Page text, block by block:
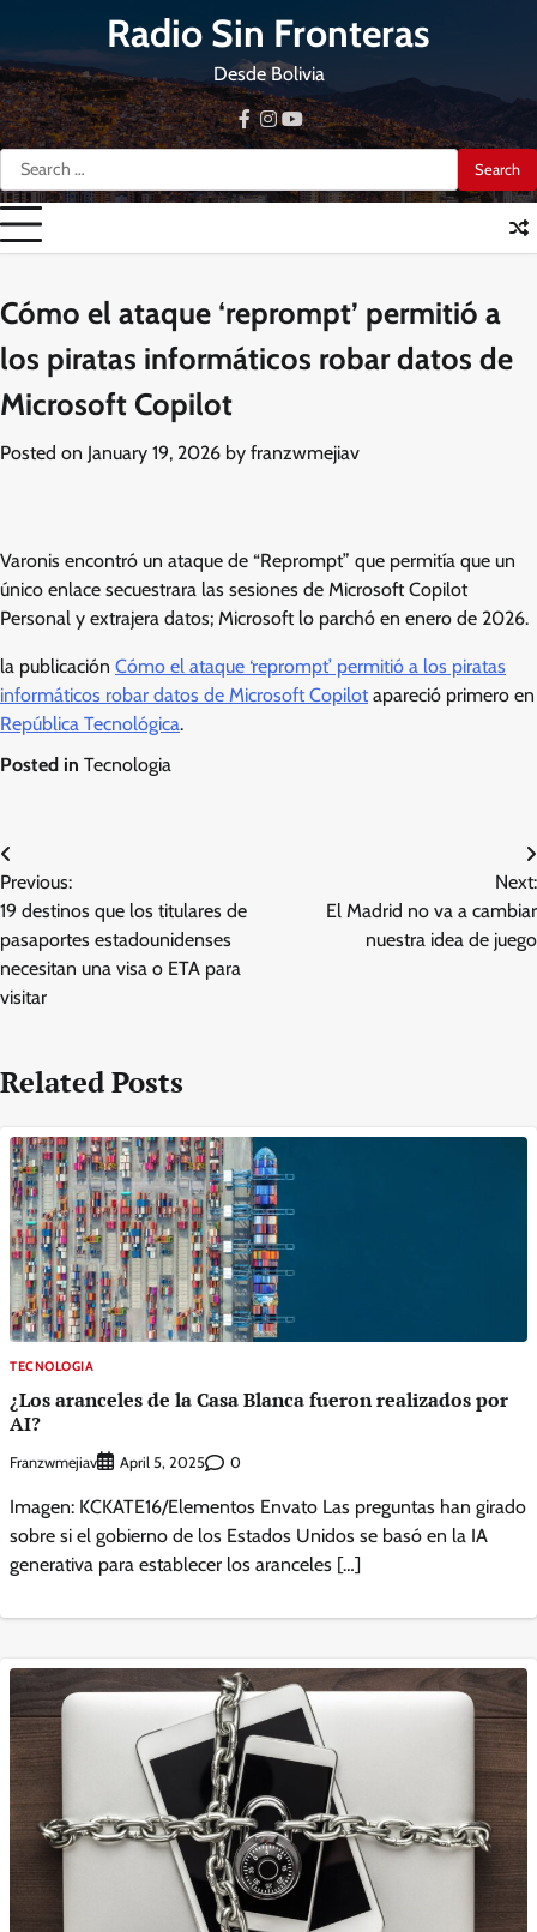
content
Radio Sin Fronteras
Desde Bolivia
Search
for:
facebook
instagram
youtube
Cómo el ataque ‘reprompt’ permitió a
los piratas informáticos robar datos de
Microsoft Copilot
Posted on January 19, 2026 by franzwmejiav
Varonis encontró un ataque de “Reprompt” que permitía que un
único enlace secuestrara las sesiones de Microsoft Copilot
Personal y extrajera datos; Microsoft lo parchó en enero de 2026.
la publicación Cómo el ataque ‘reprompt’ permitió a los piratas
informáticos robar datos de Microsoft Copilot apareció primero en
República Tecnológica.
Posted in Tecnologia
Post
navigation
Previous:
19 destinos que los titulares de
pasaportes estadounidenses
necesitan una visa o ETA para
visitar
Next:
El Madrid no va a cambiar
nuestra idea de juego
Related Posts
TECNOLOGIA
¿Los aranceles de la Casa Blanca fueron realizados por
AI?
Franzwmejiav April 5, 2025 0
Imagen: KCKATE16/Elementos Envato Las preguntas han girado
sobre si el gobierno de los Estados Unidos se basó en la IA
generativa para establecer los aranceles […]